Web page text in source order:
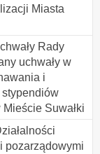
Miasta
Rady
uchwały w
i
Suwałki
pozarządowymi